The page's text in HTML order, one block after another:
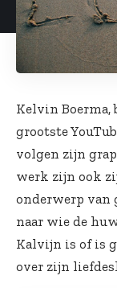
Kelvin Boerma,
grootste
volgen zijn
werk zijn ook
onderwerp van
naar wie de
Kalvijn is of is
over zijn